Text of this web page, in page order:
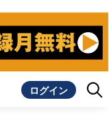
ログイン